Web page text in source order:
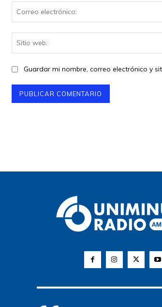
Guardar mi nombre, correo electrónico y